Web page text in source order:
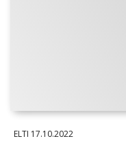
ELTI 17.10.2022